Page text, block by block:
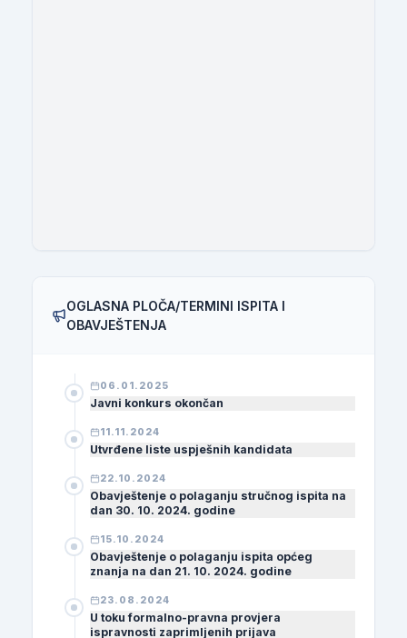
OGLASNA PLOČA/TERMINI ISPITA I
OBAVJEŠTENJA
06.01.2025
Javni konkurs okončan
11.11.2024
Utvrđene liste uspješnih kandidata
22.10.2024
Obavještenje o polaganju stručnog ispita na
dan 30. 10. 2024. godine
15.10.2024
Obavještenje o polaganju ispita općeg
znanja na dan 21. 10. 2024. godine
23.08.2024
U toku formalno-pravna provjera
ispravnosti zaprimljenih prijava